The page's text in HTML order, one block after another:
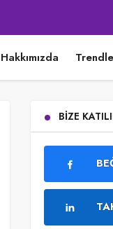
Hakkımızda
BIZE